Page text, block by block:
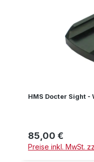
HMS Docter Sight -
Regulärer Preis:
85,00 €
Preise inkl. MwSt.